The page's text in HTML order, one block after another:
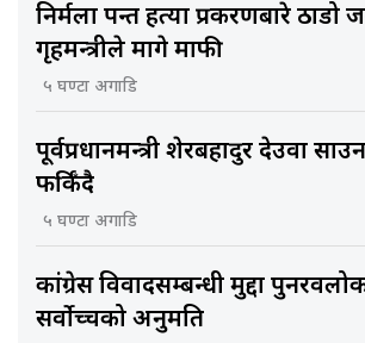
निर्मला पन्त हत्या प्रकरणबारे ठाडो
गृहमन्त्रीले मागे माफी
५ घण्टा अगाडि
पूर्वप्रधानमन्त्री शेरबहादुर देउवा
फर्किँदै
५ घण्टा अगाडि
कांग्रेस विवादसम्बन्धी मुद्दा
सर्वोच्चको अनुमति